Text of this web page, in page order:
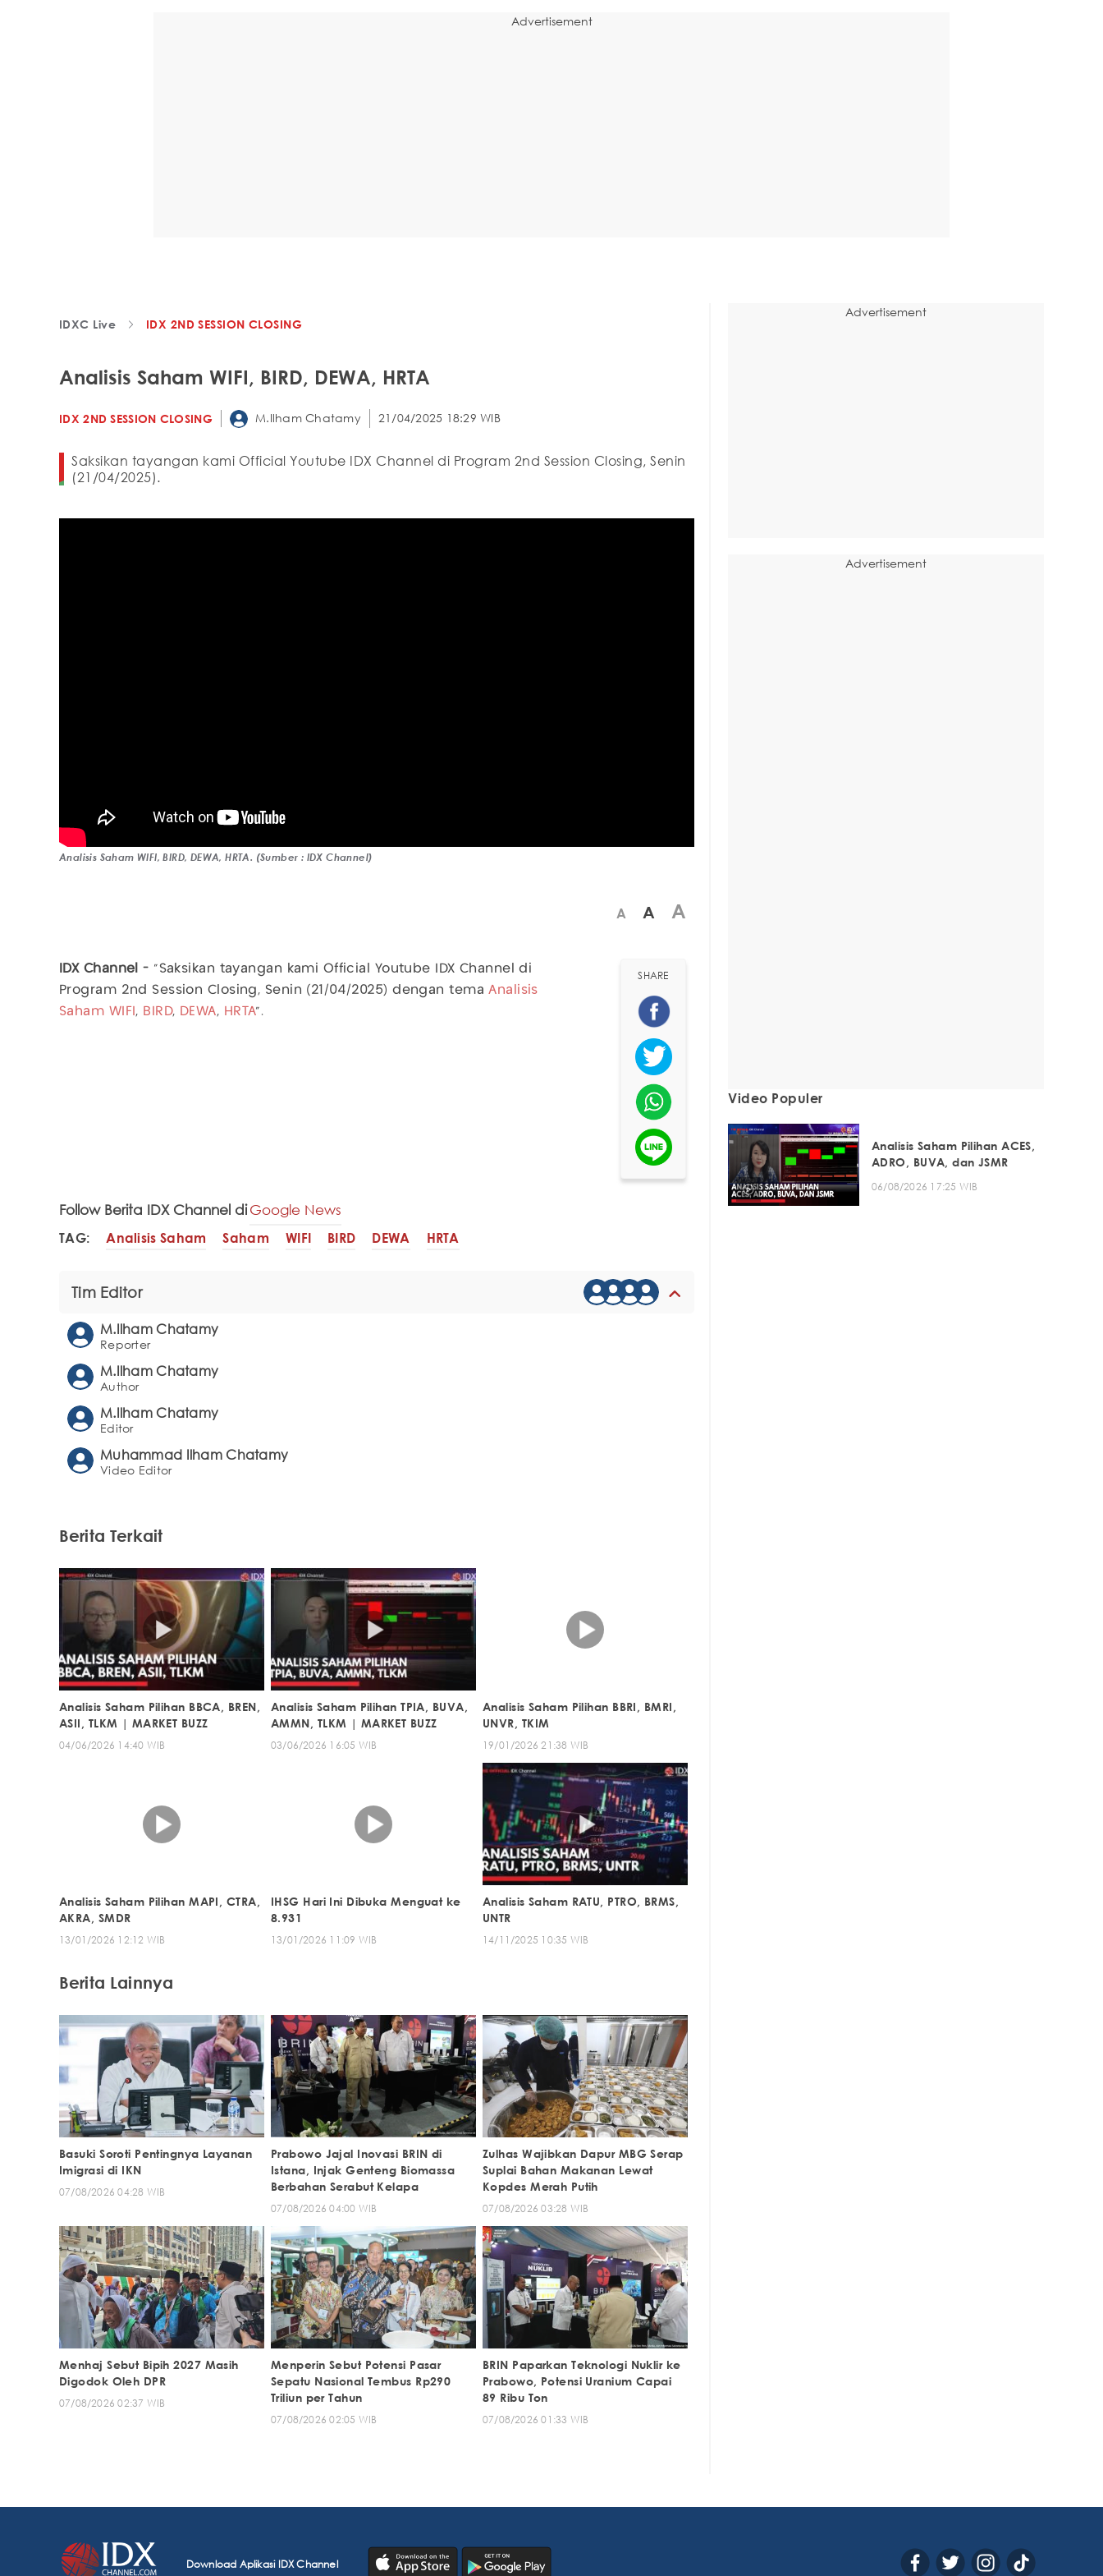
Advertisement
IDXC Live IDX 2ND SESSION CLOSING
Analisis Saham WIFI, BIRD, DEWA, HRTA
IDX 2ND SESSION CLOSING M.Ilham Chatamy 21/04/2025 18:29 WIB
Saksikan tayangan kami Official Youtube IDX Channel di Program 2nd Session Closing, Senin
(21/04/2025).
Analisis Saham WIFI, BIRD, DEWA, HRTA. (Sumber : IDX Channel)
A A A
IDX Channel - "Saksikan tayangan kami Official Youtube IDX Channel di
Program 2nd Session Closing, Senin (21/04/2025) dengan temaAnalisis
Saham WIFI , BIRD, DEWA, HRTA".
SHARE
Follow Berita IDX Channel diGoogle News
TAG: Analisis Saham Saham WIFI BIRD DEWA HRTA
Tim Editor
M.Ilham Chatamy
Reporter
M.Ilham Chatamy
Author
M.Ilham Chatamy
Editor
Muhammad Ilham Chatamy
Video Editor
Berita Terkait
Analisis Saham Pilihan BBCA, BREN,
ASII, TLKM | MARKET BUZZ
04/06/2026 14:40 WIB
Analisis Saham Pilihan TPIA, BUVA,
AMMN, TLKM | MARKET BUZZ
03/06/2026 16:05 WIB
Analisis Saham Pilihan BBRI, BMRI,
UNVR, TKIM
19/01/2026 21:38 WIB
Analisis Saham Pilihan MAPI, CTRA,
AKRA, SMDR
13/01/2026 12:12 WIB
IHSG Hari Ini Dibuka Menguat ke
8.931
13/01/2026 11:09 WIB
Analisis Saham RATU, PTRO, BRMS,
UNTR
14/11/2025 10:35 WIB
Berita Lainnya
Basuki Soroti Pentingnya Layanan
Imigrasi di IKN
07/08/2026 04:28 WIB
Prabowo Jajal Inovasi BRIN di
Istana, Injak Genteng Biomassa
Berbahan Serabut Kelapa
07/08/2026 04:00 WIB
Zulhas Wajibkan Dapur MBG Serap
Suplai Bahan Makanan Lewat
Kopdes Merah Putih
07/08/2026 03:28 WIB
Menhaj Sebut Bipih 2027 Masih
Digodok Oleh DPR
07/08/2026 02:37 WIB
Menperin Sebut Potensi Pasar
Sepatu Nasional Tembus Rp290
Triliun per Tahun
07/08/2026 02:05 WIB
BRIN Paparkan Teknologi Nuklir ke
Prabowo, Potensi Uranium Capai
89 Ribu Ton
07/08/2026 01:33 WIB
Advertisement
Advertisement
Video Populer
Analisis Saham Pilihan ACES,
ADRO, BUVA, dan JSMR
06/08/2026 17:25 WIB
Download Aplikasi IDX Channel